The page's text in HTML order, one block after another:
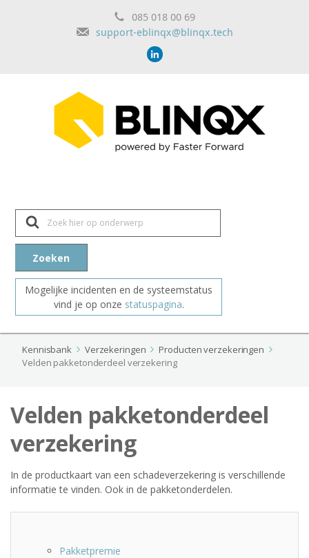
085 018 00 69
support-eblinqx@blinqx.tech
Z
e
k
a
Zoeken
Mogelijke incidenten en de systeemstatus
vind je op onze statuspagina.
Kennisbank Verzekeringen
Producten verzekeringen
Velden pakketonderdeel verzekering
Velden pakketonderdeel
verzekering
In de productkaart van een schadeverzekering is verschillende
informatie te vinden. Ook in de pakketonderdelen.
Pakketpremie